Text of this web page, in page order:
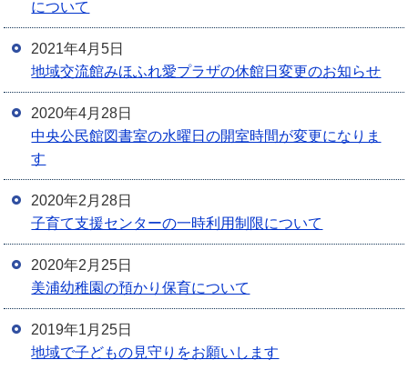
について
2021年4月5日
地域交流館みほふれ愛プラザの休館日変更のお知らせ
2020年4月28日
中央公民館図書室の水曜日の開室時間が変更になりま
す
2020年2月28日
子育て支援センターの一時利用制限について
2020年2月25日
美浦幼稚園の預かり保育について
2019年1月25日
地域で子どもの見守りをお願いします